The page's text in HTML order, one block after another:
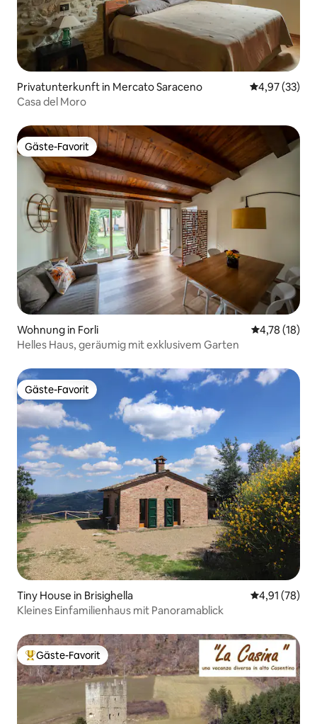
Privatunterkunft in Mercato Saraceno
4,97 (33)
Casa del Moro
Gäste-Favorit
Gäste-Favorit
Wohnung in Forli
4,78 (18)
Helles Haus, geräumig mit exklusivem Garten
Gäste-Favorit
Gäste-Favorit
Tiny House in Brisighella
4,91 (78)
Kleines Einfamilienhaus mit Panoramablick
Beliebter Gäste-Favorit.
Gäste-Favorit